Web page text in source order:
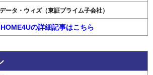
ータ・ウィズ（東証プライム子会社）
HOME4Uの詳細記事はこちら